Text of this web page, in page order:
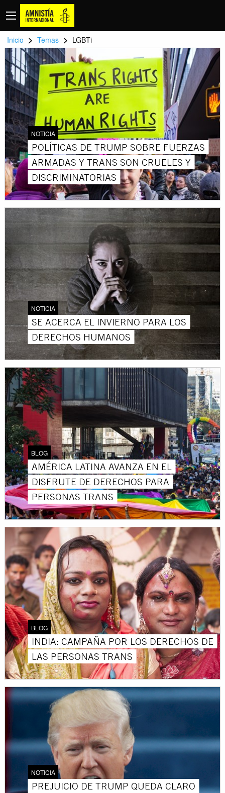
Inicio > Temas > LGBTi
NOTICIA
POLÍTICAS DE TRUMP SOBRE FUERZAS
ARMADAS Y TRANS SON CRUELES Y
DISCRIMINATORIAS
NOTICIA
SE ACERCA EL INVIERNO PARA LOS
DERECHOS HUMANOS
BLOG
AMÉRICA LATINA AVANZA EN EL
DISFRUTE DE DERECHOS PARA
PERSONAS TRANS
BLOG
INDIA: CAMPAÑA POR LOS DERECHOS DE
LAS PERSONAS TRANS
NOTICIA
PREJUICIO DE TRUMP QUEDA CLARO